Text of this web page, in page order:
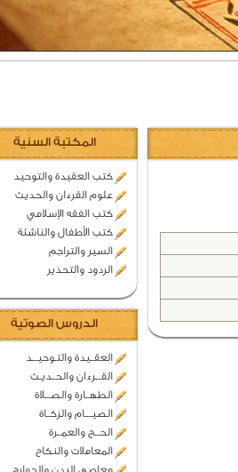
المكتبة السنية
كتب العقيدة والتوحيد
علوم القرءان والحديث
كتب الفقه الإسلامي
كتب الأطفال والناشئة
السير والتراجم
الردود والتحذير
الدروس الصوتية
العقــيدة والتـوحيـــد
القـــرءان والحــديـث
الطهــارة والصـــلاة
الصيــــام والزكــاة
الحـــج والعمــرة
المعاملات والنكاح
معاصي البدن والجوارح